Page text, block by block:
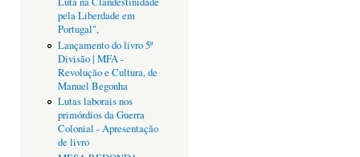
pela Liberdade em
Portugal",
Lançamento do livro 5ª
Divisão | MFA -
Revolução e Cultura, de
Manuel Begonha
Lutas laborais nos
primórdios da Guerra
Colonial - Apresentação
de livro